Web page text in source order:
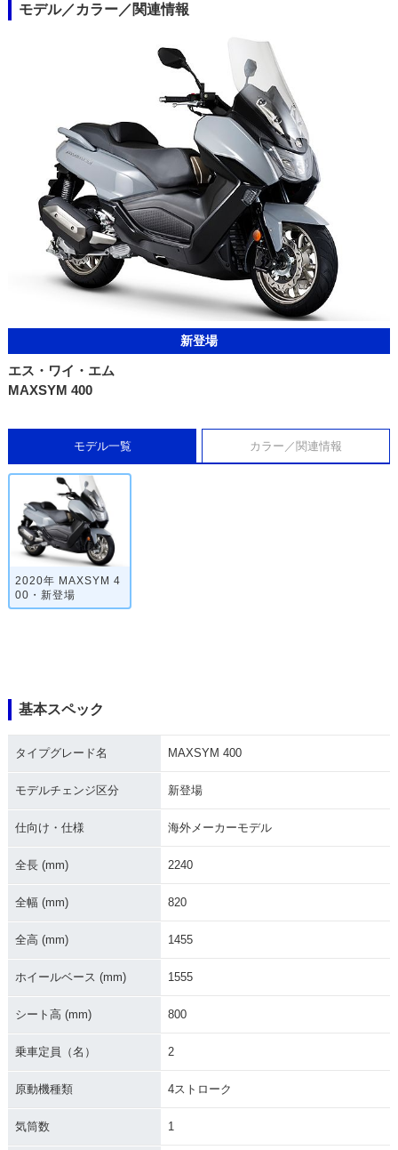
モデル／カラー／関連情報
新登場
エス・ワイ・エム
MAXSYM 400
モデル一覧 カラー／関連情報
2020年 MAXSYM 4
00・新登場
基本スペック
タイプグレード名 MAXSYM 400
モデルチェンジ区分 新登場
仕向け・仕様 海外メーカーモデル
全長 (mm) 2240
全幅 (mm) 820
全高 (mm) 1455
ホイールベース (mm) 1555
シート高 (mm) 800
乗車定員（名） 2
原動機種類 4ストローク
気筒数 1